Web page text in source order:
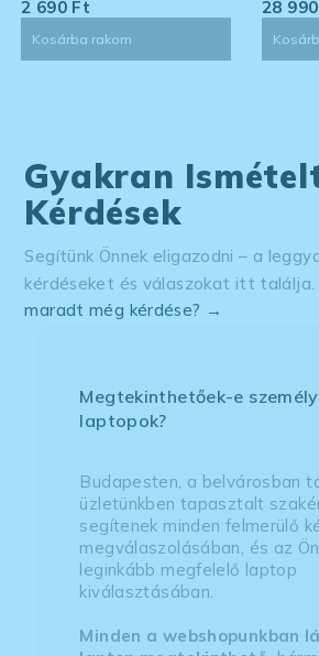
eszköz tisztító készlet -
2 690 Ft
Kosárba rakom
28 990
Gyakran
Kérdések
Segítünk Önnek eligazodni – a
kérdéseket és válaszokat itt találja.
maradt még kérdése? →
Megtekinthetőek-e
laptopok?
Budapesten, a belvárosban
üzletünkben tapasztalt
segítenek minden felmerülő
megválaszolásában, és az
leginkább megfelelő laptop
kiválasztásában.
Minden a webshopunkban